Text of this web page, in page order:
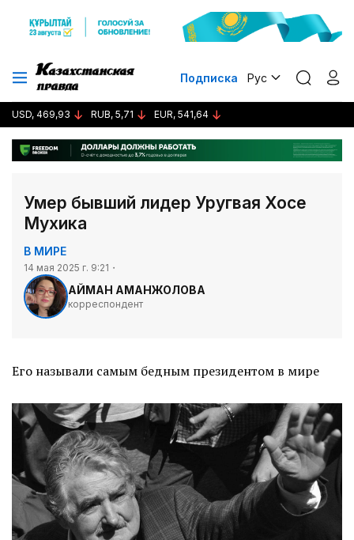
Подписка Рус
USD, 469,93 RUB, 5,71 EUR, 541,64
Умер бывший лидер Уругвая Хосе
Мухика
В МИРЕ
14 мая 2025 г. 9:21
АЙМАН АМАНЖОЛОВА
корреспондент
Его называли самым бедным президентом в мире